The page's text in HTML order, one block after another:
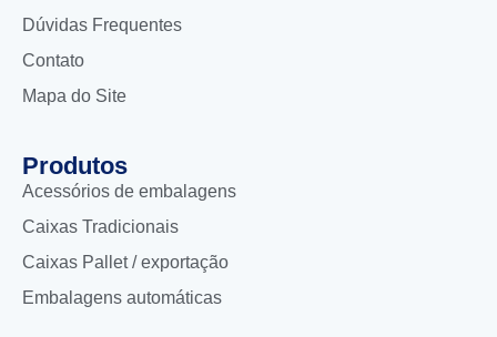
Dúvidas Frequentes
Contato
Mapa do Site
Produtos
Acessórios de embalagens
Caixas Tradicionais
Caixas Pallet / exportação
Embalagens automáticas